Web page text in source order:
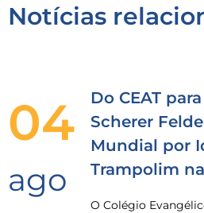
Notícias
04
ago
Do CEAT
Scherer
Mundial por
Trampolim
O Colégio